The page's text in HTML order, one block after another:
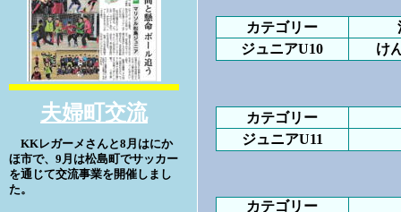
夫婦町交流
KKレガーメさんと8月はにか
ほ市で、9月は松島町でサッカー
を通じて交流事業を開催しまし
た。
カテゴリー
ジュニアU10
け
カテゴリー
ジュニアU11
カテゴリー